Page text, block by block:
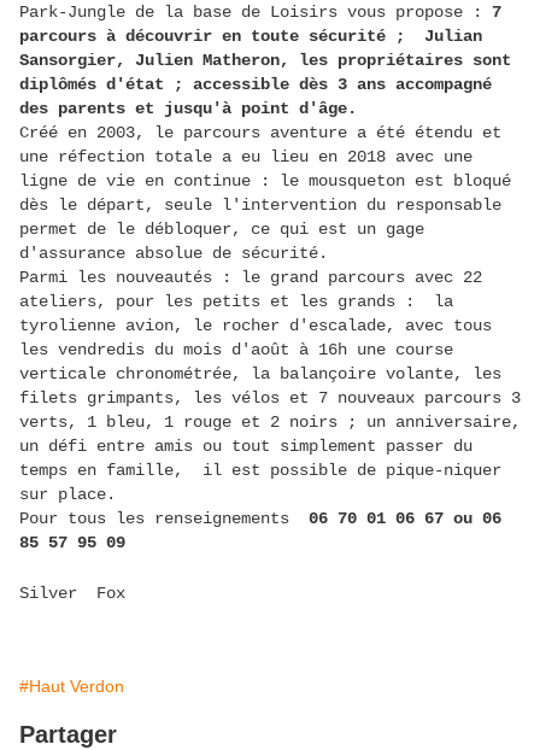
Park-Jungle de la base de Loisirs vous propose : 7
parcours à découvrir en toute sécurité ; Julian
Sansorgier, Julien Matheron, les propriétaires sont
diplômés d'état ; accessible dès 3 ans accompagné
des parents et jusqu'à point d'âge.
Créé en 2003, le parcours aventure a été étendu et
une réfection totale a eu lieu en 2018 avec une
ligne de vie en continue : le mousqueton est bloqué
dès le départ, seule l'intervention du responsable
permet de le débloquer, ce qui est un gage
d'assurance absolue de sécurité.
Parmi les nouveautés : le grand parcours avec 22
ateliers, pour les petits et les grands : la
tyrolienne avion, le rocher d'escalade, avec tous
les vendredis du mois d'août à 16h une course
verticale chronométrée, la balançoire volante, les
filets grimpants, les vélos et 7 nouveaux parcours 3
verts, 1 bleu, 1 rouge et 2 noirs ; un anniversaire,
un défi entre amis ou tout simplement passer du
temps en famille, il est possible de pique-niquer
sur place.
Pour tous les renseignements 06 70 01 06 67 ou 06
85 57 95 09
Silver Fox
#Haut Verdon
Partager